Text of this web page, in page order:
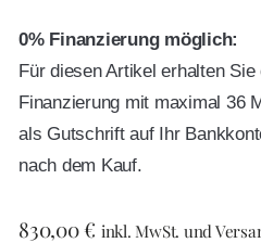
0% Finanzierung möglich:
Für diesen Artikel erhalten
Finanzierung mit maximal 36
als Gutschrift auf Ihr
nach dem Kauf.
830,00€ inkl. MwSt. und